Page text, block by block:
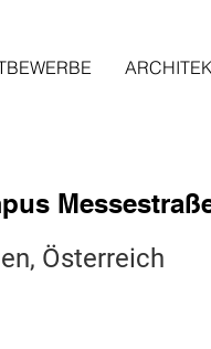
Österreich